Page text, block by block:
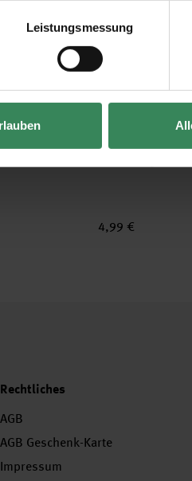
Leistungsmessung
eckig
Paper Poetry
4,99 €
Rechtliches
AGB
AGB Geschenk-Karte
Impressum